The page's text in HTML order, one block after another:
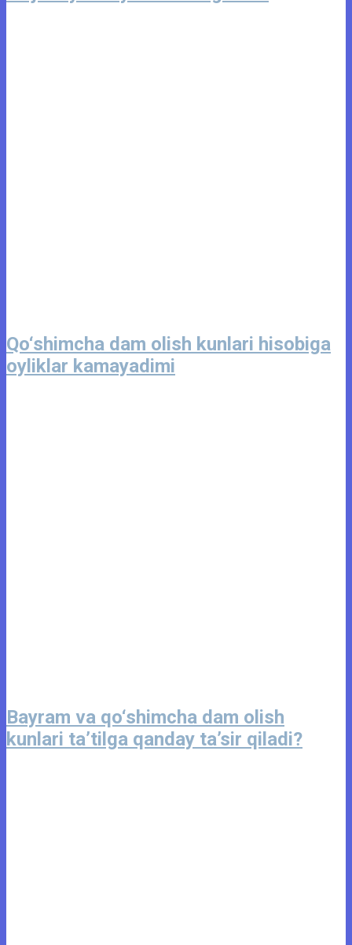
Qo‘shimcha dam olish kunlari hisobiga
oyliklar kamayadimi
Bayram va qo‘shimcha dam olish
kunlari ta’tilga qanday ta’sir qiladi?